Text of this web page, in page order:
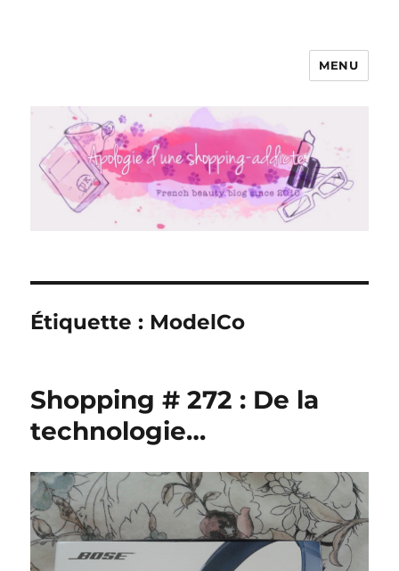
Apologie d'une Shopping-addicte
MENU
Étiquette : ModelCo
Shopping # 272 : De la
technologie…